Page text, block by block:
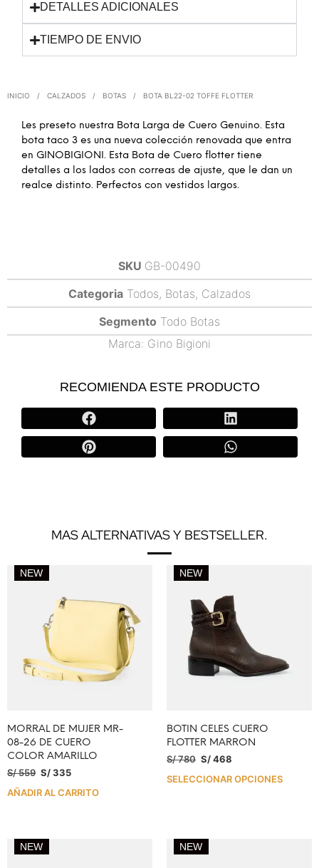
DETALLES ADICIONALES
TIEMPO DE ENVIO
INICIO / CALZADOS / BOTAS / BOTA BL22-02 TOFFE FLOTTER
Les preseto nuestra Bota Larga de Cuero Genuino. Esta
bota taco 3 es una nueva colección renovada que entra
en GINOBIGIONI. Esta Bota de Cuero flotter tiene
detalles a los lados con correas de ajuste, que le dan un
realce distinto. Perfectos con vestidos largos.
SKU GB-00490
Categoria Todos, Botas, Calzados
Segmento Todo Botas
Marca: Gino Bigioni
RECOMIENDA ESTE PRODUCTO
MAS ALTERNATIVAS Y BESTSELLER.
NEW
MORRAL DE MUJER MR-
08-26 DE CUERO
COLOR AMARILLO
S/559 S/335
AÑADIR AL CARRITO
NEW
BOTIN CELES CUERO
FLOTTER MARRON
S/780 S/468
SELECCIONAR OPCIONES
NEW NEW